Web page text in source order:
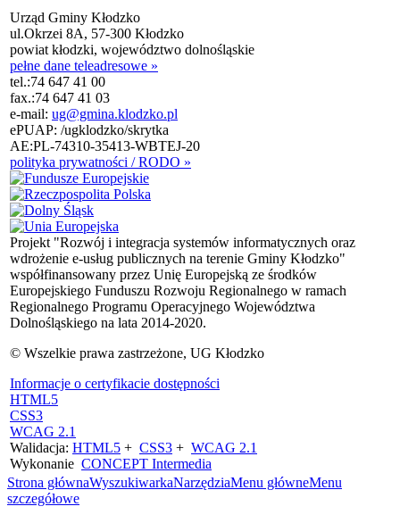
Urząd Gminy Kłodzko
ul.Okrzei 8A, 57-300 Kłodzko
powiat kłodzki, województwo dolnośląskie
pełne dane teleadresowe »
tel.:74 647 41 00
fax.:74 647 41 03
e-mail: ug@gmina.klodzko.pl
ePUAP: /ugklodzko/skrytka
AE:PL-74310-35413-WBTEJ-20
polityka prywatności / RODO »
Projekt "Rozwój i integracja systemów informatycznych oraz
wdrożenie e-usług publicznych na terenie Gminy Kłodzko"
współfinansowany przez Unię Europejską ze środków
Europejskiego Funduszu Rozwoju Regionalnego w ramach
Regionalnego Programu Operacyjnego Województwa
Dolnośląskiego na lata 2014-2020.
© Wszelkie prawa zastrzeżone, UG Kłodzko
Informacje o certyfikacie dostępności
HTML5
CSS3
WCAG 2.1
Walidacja: HTML5 + CSS3 + WCAG 2.1
Wykonanie CONCEPT Intermedia
Strona głównaWyszukiwarkaNarzędziaMenu główneMenu
szczegółowe